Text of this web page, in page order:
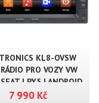
KL8-OVSW
PRO VOZY VW
| PX5 | ANDROID
7 990 Kč